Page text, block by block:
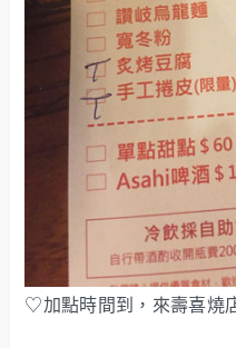
♡加點時間到，來壽喜燒